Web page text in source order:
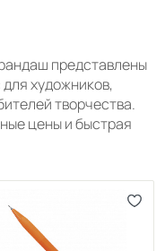
представлены
художников,
творчества.
цены и быстрая